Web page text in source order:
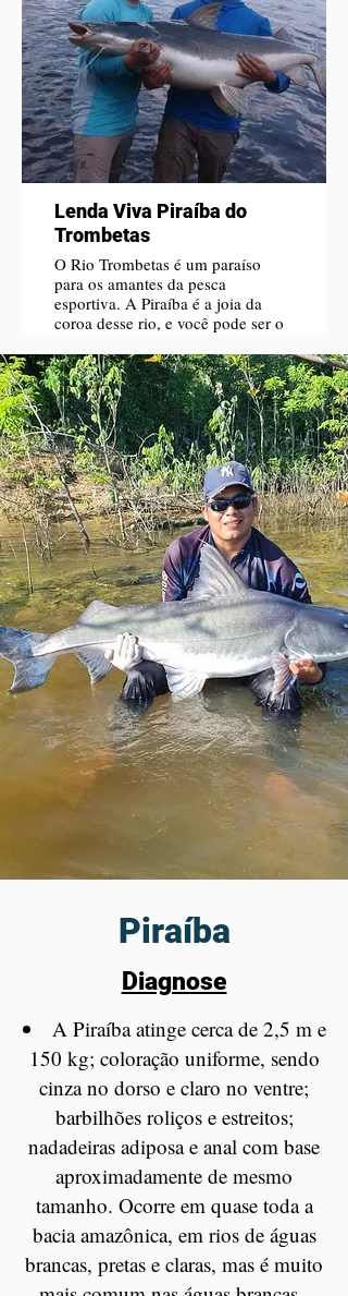
Lenda Viva Piraíba do
Trombetas
O Rio Trombetas é um paraíso
para os amantes da pesca
esportiva. A Piraíba é a joia da
coroa desse rio, e você pode ser o
conosco e faça parte dessa história
Piraíba
Diagnose
A Piraíba atinge cerca de 2,5 m e
150 kg; coloração uniforme, sendo
cinza no dorso e claro no ventre;
barbilhões roliços e estreitos;
nadadeiras adiposa e anal com base
aproximadamente de mesmo
tamanho. Ocorre em quase toda a
bacia amazônica, em rios de águas
brancas, pretas e claras, mas é muito